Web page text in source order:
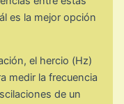
es la mejor opción
el hercio (Hz)
medir la frecuencia
de un